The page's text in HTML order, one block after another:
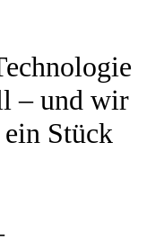
– und wir
Stück